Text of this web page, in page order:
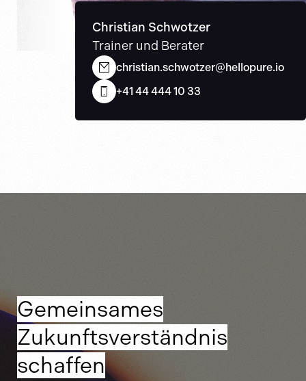
Christian Schwotzer
Trainer und Berater
christian.schwotzer@hellopure.io
+41 44 444 10 33
Gemeinsames
Zukunftsverständnis
schaffen